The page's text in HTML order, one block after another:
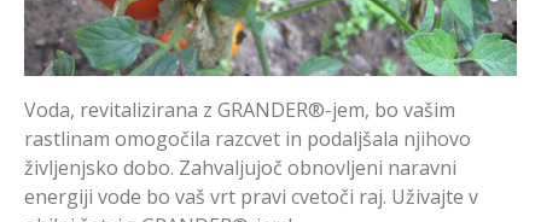
Voda, revitalizirana z GRANDER®-jem, bo vašim
rastlinam omogočila razcvet in podaljšala njihovo
življenjsko dobo. Zahvaljujoč obnovljeni naravni
energiji vode bo vaš vrt pravi cvetoči raj. Uživajte v